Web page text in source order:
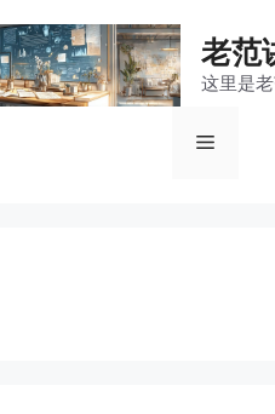
老范
这里是
菜